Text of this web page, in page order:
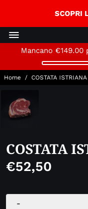
Skip to content
Skip to menu
Open Accessibility
SCOPRI
Mancano €149.00
Home / COSTATA ISTRIANA
COSTATA
€52,50
-